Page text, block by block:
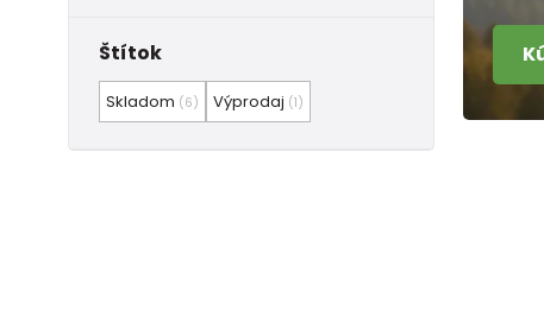
Štítok
Skladom (6) Výprodaj (1)